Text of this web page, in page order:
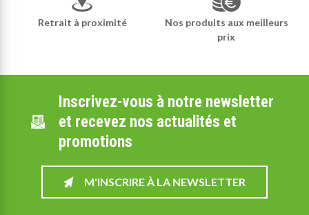
Retrait à proximité
Nos produits aux meilleurs
prix
Inscrivez-vous à notre newsletter
et recevez nos actualités et
promotions
M'INSCRIRE À LA NEWSLETTER